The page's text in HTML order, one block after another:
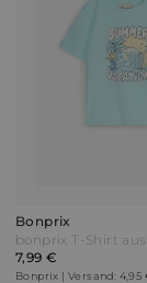
Bonprix
7,99 €
Bonprix | Versand: 4,95